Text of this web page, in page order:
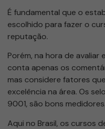
É fundamental que o
escolhido para fazer o
reputação.
Porém, na hora de avaliar
conta apenas os
mas considere fatores
excelência na área. Os
9001, são bons medidores.
Aqui no Brasil, os cursos